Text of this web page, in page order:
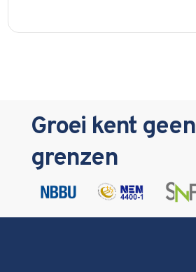
Groei kent geen
grenzen